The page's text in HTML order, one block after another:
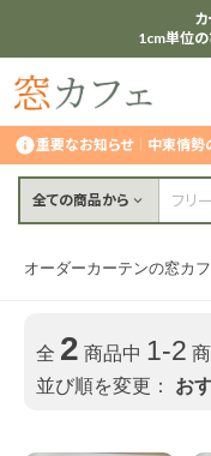
1cm単位の
重要なお知らせ｜ 中東情勢
全ての商品から
オーダーカーテンの窓カ
全 2 商品中 1-2
並び順を変更： お